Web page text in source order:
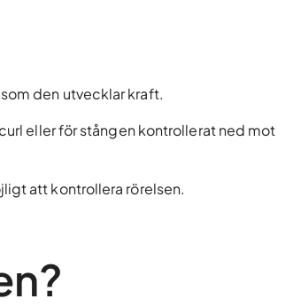
den utvecklar kraft.
eller för stången kontrollerat ned mot
att kontrollera rörelsen.